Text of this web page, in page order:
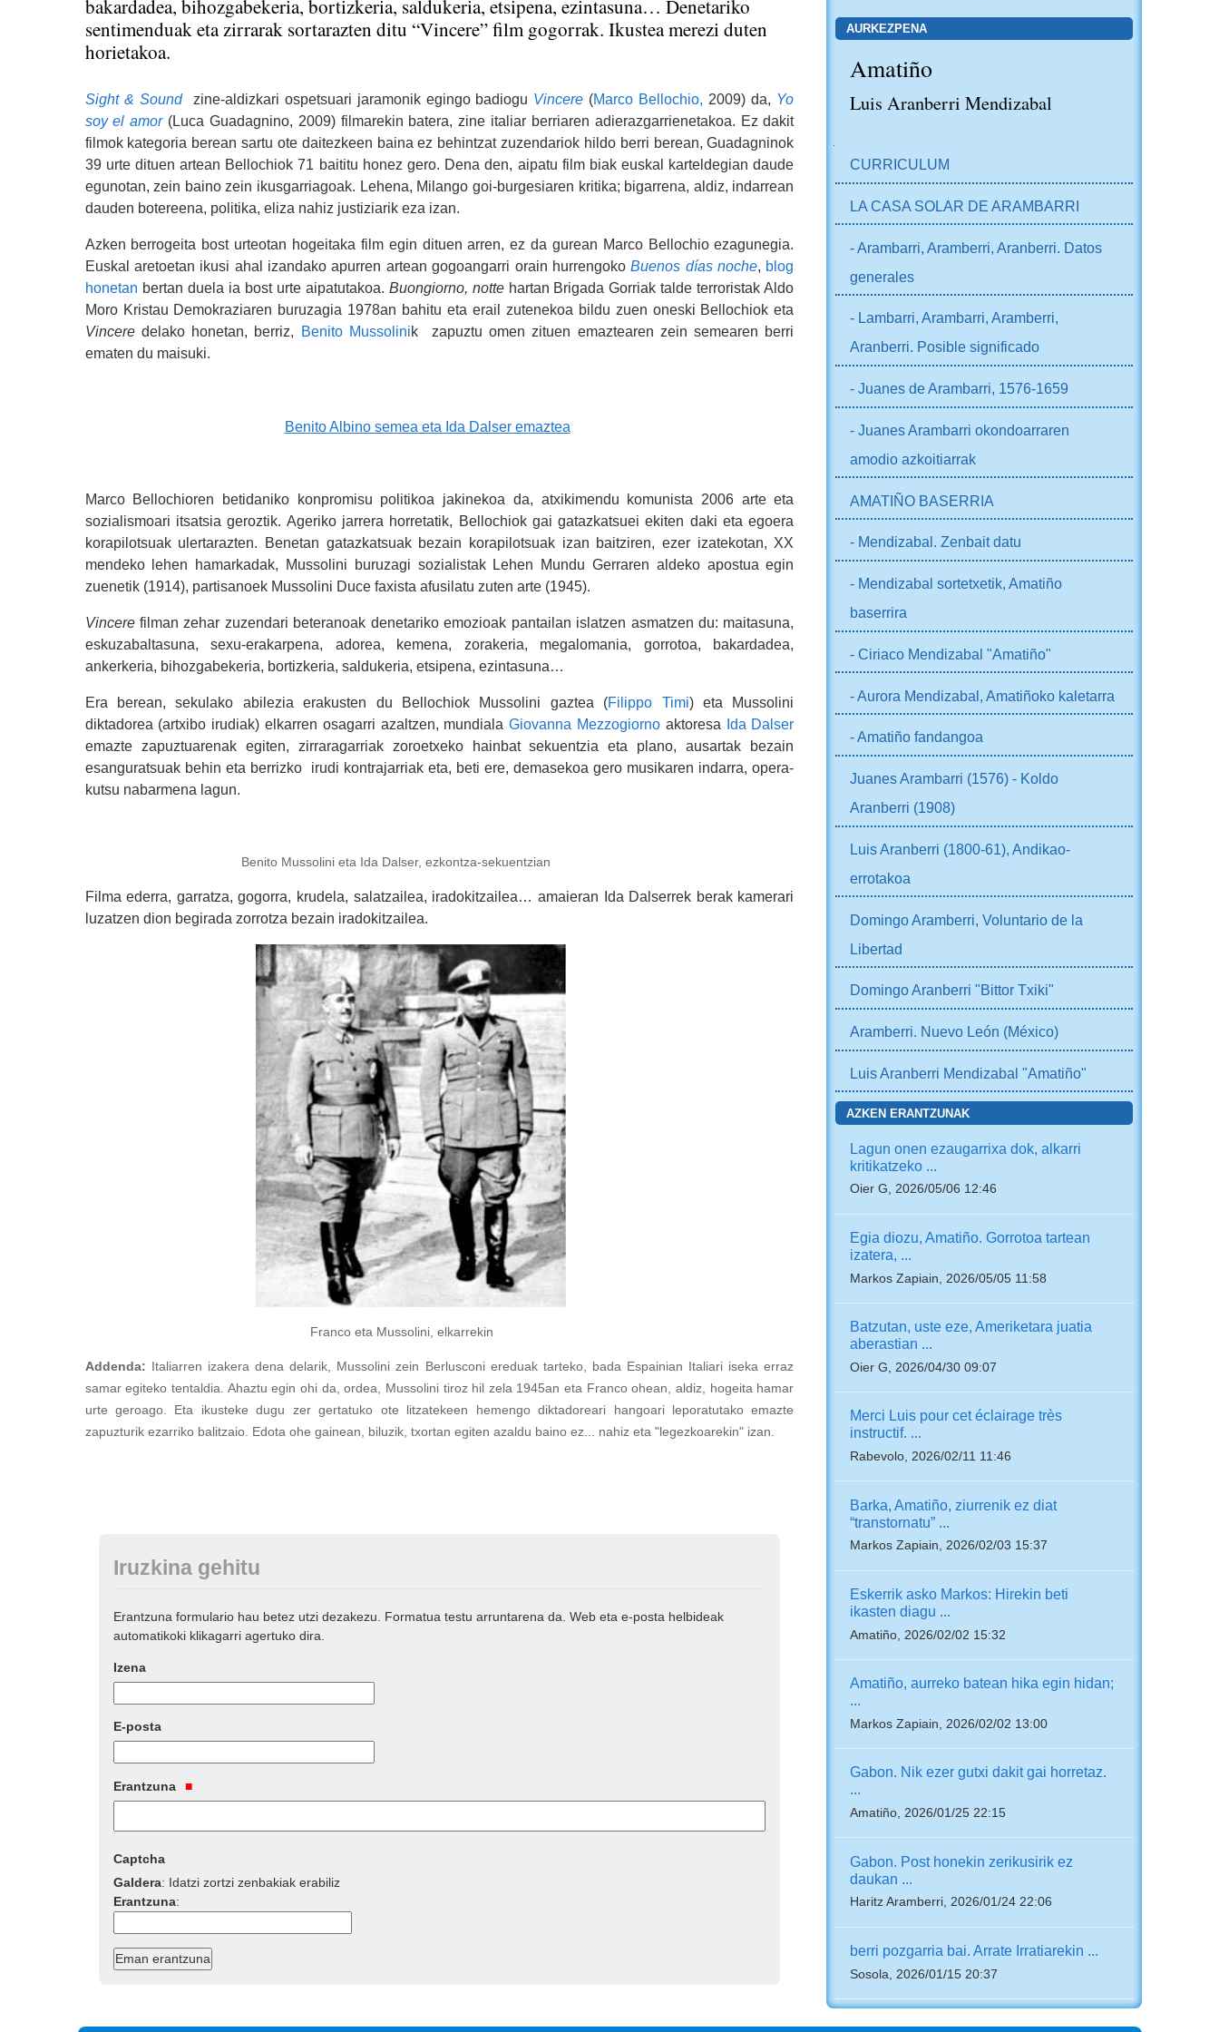
bakardadea, bihozgabekeria, bortizkeria, saldukeria, etsipena, ezintasuna… Denetariko
sentimenduak eta zirrarak sortarazten ditu “Vincere” film gogorrak. Ikustea merezi duten
horietakoa.
Sight & Sound zine-aldizkari ospetsuari jaramonik egingo badiogu Vincere (Marco Bellochio, 2009) da, Yo
soy el amor(Luca Guadagnino, 2009) filmarekin batera, zine italiar berriaren adierazgarrienetakoa. Ez dakit
filmok kategoria berean sartu ote daitezkeen baina ez behintzat zuzendariok hildo berri berean, Guadagninok
39 urte dituen artean Bellochiok 71 baititu honez gero. Dena den, aipatu film biak euskal karteldegian daude
egunotan, zein baino zein ikusgarriagoak. Lehena, Milango goi-burgesiaren kritika; bigarrena, aldiz, indarrean
dauden botereena, politika, eliza nahiz justiziarik eza izan.
Azken berrogeita bost urteotan hogeitaka film egin dituen arren, ez da gurean Marco Bellochio ezagunegia.
Euskal aretoetan ikusi ahal izandako apurren artean gogoangarri orain hurrengokoBuenos días noche, blog
honetan bertan duela ia bost urte aipatutakoa. Buongiorno, nottehartan Brigada Gorriak talde terroristak Aldo
Moro Kristau Demokraziaren buruzagia 1978an bahitu eta erail zutenekoa bildu zuen oneski Bellochiok eta
Vincere delako honetan, berriz, Benito Mussolinik zapuztu omen zituen emaztearen zein semearen berri
ematen du maisuki.
Benito Albino semea eta Ida Dalser emaztea
Marco Bellochioren betidaniko konpromisu politikoa jakinekoa da, atxikimendu komunista 2006 arte eta
sozialismoari itsatsia geroztik. Ageriko jarrera horretatik, Bellochiok gai gatazkatsuei ekiten daki eta egoera
korapilotsuak ulertarazten. Benetan gatazkatsuak bezain korapilotsuak izan baitziren, ezer izatekotan, XX
mendeko lehen hamarkadak, Mussolini buruzagi sozialistak Lehen Mundu Gerraren aldeko apostua egin
zuenetik (1914), partisanoek Mussolini Duce faxista afusilatu zuten arte (1945).
Vincerefilman zehar zuzendari beteranoak denetariko emozioak pantailan islatzen asmatzen du: maitasuna,
eskuzabaltasuna, sexu-erakarpena, adorea, kemena, zorakeria, megalomania, gorrotoa, bakardadea,
ankerkeria, bihozgabekeria, bortizkeria, saldukeria, etsipena, ezintasuna…
Era berean, sekulako abilezia erakusten du Bellochiok Mussolini gaztea (Filippo Timi) eta Mussolini
diktadorea (artxibo irudiak) elkarren osagarri azaltzen, mundialaGiovanna Mezzogiorno aktoresa
Ida Dalser
emazte zapuztuarenak egiten, zirraragarriak zoroetxeko hainbat sekuentzia eta plano, ausartak bezain
esanguratsuak behin eta berrizko irudi kontrajarriak eta, beti ere, demasekoa gero musikaren indarra, opera-
kutsu nabarmena lagun.
Benito Mussolini eta Ida Dalser, ezkontza-sekuentzian
Filma ederra, garratza, gogorra, krudela, salatzailea, iradokitzailea… amaieran Ida Dalserrek berak kamerari
luzatzen dion begirada zorrotza bezain iradokitzailea.
Franco eta Mussolini, elkarrekin
Addenda: Italiarren izakera dena delarik, Mussolini zein Berlusconi ereduak tarteko, bada Espainian Italiari iseka erraz
samar egiteko tentaldia. Ahaztu egin ohi da, ordea, Mussolini tiroz hil zela 1945an eta Franco ohean, aldiz, hogeita hamar
urte geroago. Eta ikusteke dugu zer gertatuko ote litzatekeen hemengo diktadoreari hangoari leporatutako emazte
zapuzturik ezarriko balitzaio. Edota ohe gainean, biluzik, txortan egiten azaldu baino ez... nahiz eta "legezkoarekin" izan.
Iruzkina gehitu
Erantzuna formulario hau betez utzi dezakezu. Formatua testu arruntarena da. Web eta e-posta helbideak
automatikoki klikagarri agertuko dira.
Izena
E-posta
Erantzuna
Captcha
Galdera: Idatzi zortzi zenbakiak erabiliz
Erantzuna:
AURKEZPENA
Amatiño
Luis Aranberri Mendizabal
CURRICULUM
LA CASA SOLAR DE ARAMBARRI
- Arambarri, Aramberri, Aranberri. Datos
generales
- Lambarri, Arambarri, Aramberri,
Aranberri. Posible significado
- Juanes de Arambarri, 1576-1659
- Juanes Arambarri okondoarraren
amodio azkoitiarrak
AMATIÑO BASERRIA
- Mendizabal. Zenbait datu
- Mendizabal sortetxetik, Amatiño
baserrira
- Ciriaco Mendizabal "Amatiño"
- Aurora Mendizabal, Amatiñoko kaletarra
- Amatiño fandangoa
Juanes Arambarri (1576) - Koldo
Aranberri (1908)
Luis Aranberri (1800-61), Andikao-
errotakoa
Domingo Aramberri, Voluntario de la
Libertad
Domingo Aranberri "Bittor Txiki"
Aramberri. Nuevo León (México)
Luis Aranberri Mendizabal "Amatiño"
AZKEN ERANTZUNAK
Lagun onen ezaugarrixa dok, alkarri
kritikatzeko ...
Oier G, 2026/05/06 12:46
Egia diozu, Amatiño. Gorrotoa tartean
izatera, ...
Markos Zapiain, 2026/05/05 11:58
Batzutan, uste eze, Ameriketara juatia
aberastian ...
Oier G, 2026/04/30 09:07
Merci Luis pour cet éclairage très
instructif. ...
Rabevolo, 2026/02/11 11:46
Barka, Amatiño, ziurrenik ez diat
“transtornatu” ...
Markos Zapiain, 2026/02/03 15:37
Eskerrik asko Markos: Hirekin beti
ikasten diagu ...
Amatiño, 2026/02/02 15:32
Amatiño, aurreko batean hika egin hidan;
...
Markos Zapiain, 2026/02/02 13:00
Gabon. Nik ezer gutxi dakit gai horretaz.
...
Amatiño, 2026/01/25 22:15
Gabon. Post honekin zerikusirik ez
daukan ...
Haritz Aramberri, 2026/01/24 22:06
berri pozgarria bai. Arrate Irratiarekin ...
Sosola, 2026/01/15 20:37